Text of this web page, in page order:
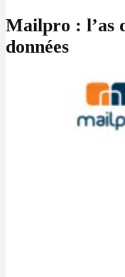
Mailpro : l’as
données